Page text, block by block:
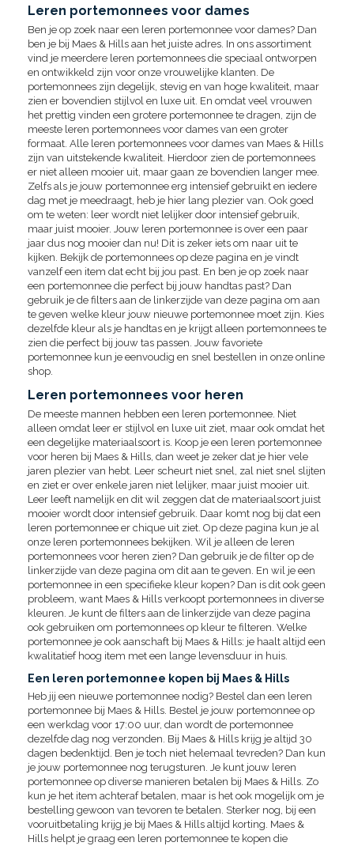
Leren portemonnees voor dames
Ben je op zoek naar een leren portemonnee voor dames? Dan
ben je bij Maes & Hills aan het juiste adres. In ons assortiment
vind je meerdere leren portemonnees die speciaal ontworpen
en ontwikkeld zijn voor onze vrouwelijke klanten. De
portemonnees zijn degelijk, stevig en van hoge kwaliteit, maar
zien er bovendien stijlvol en luxe uit. En omdat veel vrouwen
het prettig vinden een grotere portemonnee te dragen, zijn de
meeste leren portemonnees voor dames van een groter
formaat. Alle leren portemonnees voor dames van Maes & Hills
zijn van uitstekende kwaliteit. Hierdoor zien de portemonnees
er niet alleen mooier uit, maar gaan ze bovendien langer mee.
Zelfs als je jouw portemonnee erg intensief gebruikt en iedere
dag met je meedraagt, heb je hier lang plezier van. Ook goed
om te weten: leer wordt niet lelijker door intensief gebruik,
maar juist mooier. Jouw leren portemonnee is over een paar
jaar dus nog mooier dan nu! Dit is zeker iets om naar uit te
kijken. Bekijk de portemonnees op deze pagina en je vindt
vanzelf een item dat echt bij jou past. En ben je op zoek naar
een portemonnee die perfect bij jouw handtas past? Dan
gebruik je de filters aan de linkerzijde van deze pagina om aan
te geven welke kleur jouw nieuwe portemonnee moet zijn. Kies
dezelfde kleur als je handtas en je krijgt alleen portemonnees te
zien die perfect bij jouw tas passen. Jouw favoriete
portemonnee kun je eenvoudig en snel bestellen in onze online
shop.
Leren portemonnees voor heren
De meeste mannen hebben een leren portemonnee. Niet
alleen omdat leer er stijlvol en luxe uit ziet, maar ook omdat het
een degelijke materiaalsoort is. Koop je een leren portemonnee
voor heren bij Maes & Hills, dan weet je zeker dat je hier vele
jaren plezier van hebt. Leer scheurt niet snel, zal niet snel slijten
en ziet er over enkele jaren niet lelijker, maar juist mooier uit.
Leer leeft namelijk en dit wil zeggen dat de materiaalsoort juist
mooier wordt door intensief gebruik. Daar komt nog bij dat een
leren portemonnee er chique uit ziet. Op deze pagina kun je al
onze leren portemonnees bekijken. Wil je alleen de leren
portemonnees voor heren zien? Dan gebruik je de filter op de
linkerzijde van deze pagina om dit aan te geven. En wil je een
portemonnee in een specifieke kleur kopen? Dan is dit ook geen
probleem, want Maes & Hills verkoopt portemonnees in diverse
kleuren. Je kunt de filters aan de linkerzijde van deze pagina
ook gebruiken om portemonnees op kleur te filteren. Welke
portemonnee je ook aanschaft bij Maes & Hills: je haalt altijd een
kwalitatief hoog item met een lange levensduur in huis.
Een leren portemonnee kopen bij Maes & Hills
Heb jij een nieuwe portemonnee nodig? Bestel dan een leren
portemonnee bij Maes & Hills. Bestel je jouw portemonnee op
een werkdag voor 17:00 uur, dan wordt de portemonnee
dezelfde dag nog verzonden. Bij Maes & Hills krijg je altijd 30
dagen bedenktijd. Ben je toch niet helemaal tevreden? Dan kun
je jouw portemonnee nog terugsturen. Je kunt jouw leren
portemonnee op diverse manieren betalen bij Maes & Hills. Zo
kun je het item achteraf betalen, maar is het ook mogelijk om je
bestelling gewoon van tevoren te betalen. Sterker nog, bij een
vooruitbetaling krijg je bij Maes & Hills altijd korting. Maes &
Hills helpt je graag een leren portemonnee te kopen die